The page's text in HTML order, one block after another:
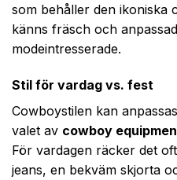
som behåller den ikoniska
känns fräsch och
modeintresserade.
Stil för vardag vs. fest
Cowboystilen kan
valet av cowboy
För vardagen räcker det
jeans, en bekväm skjorta